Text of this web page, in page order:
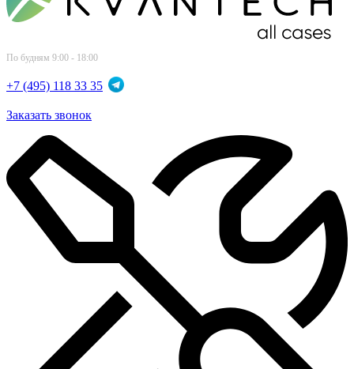
По будням 9:00 - 18:00
+7 (495) 118 33 35
Заказать звонок